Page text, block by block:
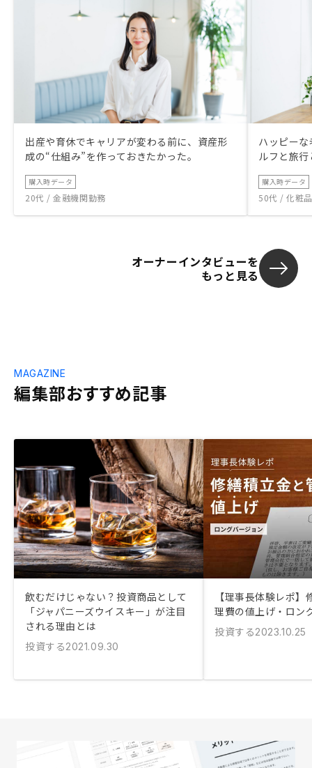
出産や育休でキャリアが変わる前に、資産形
成の“仕組み”を作っておきたかった。
購入時データ
20代 / 金融機関勤務
ハッピー
ルフと旅
購入時データ
50代 / 化粧
オーナーインタビューを
もっと見る
編集部おすすめ記事
MAGAZINE
飲むだけじゃない？投資商品として
「ジャパニーズウイスキー」が注目
される理由とは
投資する2021.09.30
【理事長体験レポ
理費の値上げ・ロン
投資する2023.10.25